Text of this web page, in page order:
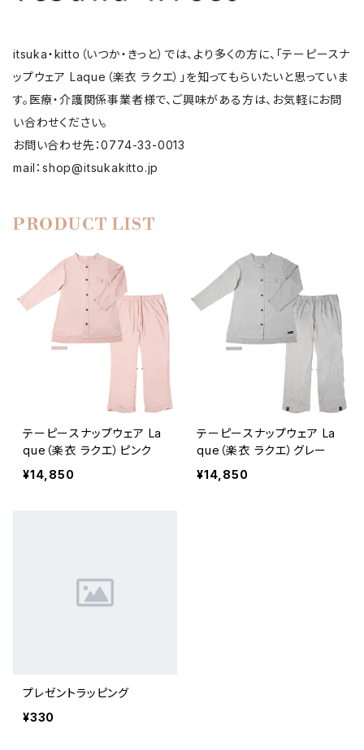
itsuka・kitto（いつか・きっと）では、より多くの方に、「テーピースナ
ップウェア Laque（楽衣 ラクエ）」を知ってもらいたいと思っていま
す。医療・介護関係事業者様で、ご興味がある方は、お気軽にお問
い合わせください。
お問い合わせ先：0774-33-0013
mail： shop@itsukakitto.jp
PRODUCT LIST
テーピースナップウェア La
que（楽衣 ラクエ）ピンク
¥14,850
テーピースナップウェア La
que（楽衣 ラクエ）グレー
¥14,850
プレゼントラッピング
¥330